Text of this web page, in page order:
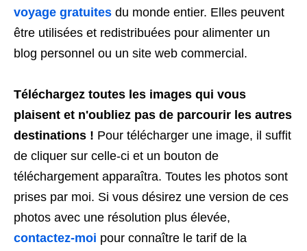
voyage gratuites du monde entier. Elles peuvent
être utilisées et redistribuées pour alimenter un
blog personnel ou un site web commercial.
Téléchargez toutes les images qui vous
plaisent et n'oubliez pas de parcourir les autres
destinations ! Pour télécharger une image, il suffit
de cliquer sur celle-ci et un bouton de
téléchargement apparaîtra. Toutes les photos sont
prises par moi. Si vous désirez une version de ces
photos avec une résolution plus élevée,
contactez-moi pour connaître le tarif de la